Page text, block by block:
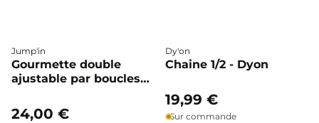
Jump'in
Gourmette double
ajustable par boucles
24,00 €
Dy'on
Chaine 1/2 - Dyon
19,99 €
Sur commande